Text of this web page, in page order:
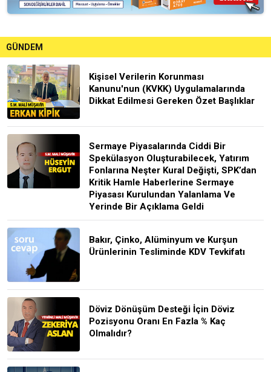
GÜNDEM
Kişisel Verilerin Korunması
Kanunu'nun (KVKK) Uygulamalarında
Dikkat Edilmesi Gereken Özet Başlıklar
Sermaye Piyasalarında Ciddi Bir
Spekülasyon Oluşturabilecek, Yatırım
Fonlarına Neşter Kural Değişti, SPK’dan
Kritik Hamle Haberlerine Sermaye
Piyasası Kurulundan Yalanlama Ve
Yerinde Bir Açıklama Geldi
Bakır, Çinko, Alüminyum ve Kurşun
Ürünlerinin Tesliminde KDV Tevkifatı
Döviz Dönüşüm Desteği İçin Döviz
Pozisyonu Oranı En Fazla % Kaç
Olmalıdır?